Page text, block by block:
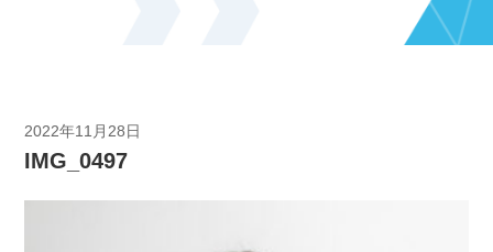
2022年11月28日
IMG_0497